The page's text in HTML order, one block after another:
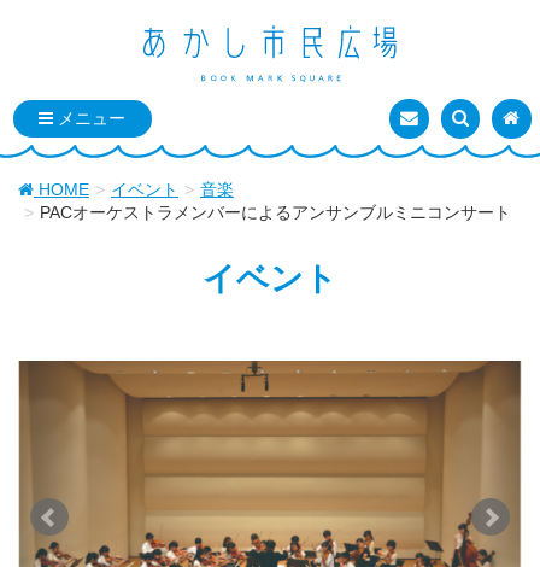
お問い合わせ
検索を表
ト
HOME イベント
音楽
PACオーケストラメンバーによるアンサンブルミニコンサート
イベント